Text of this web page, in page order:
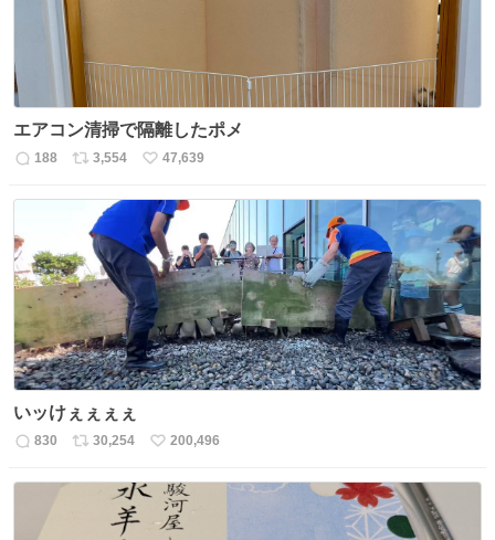
エアコン清掃で隔離したポメ
返
188
リ
数
3,554
い
ね
数
47,639
いッけぇぇぇぇ
返
830
リ
30,254
い
ね
数
200,496